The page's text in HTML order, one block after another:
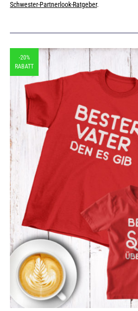
Schwester-Partnerlook-Ratgeber.
-20%
RABATT